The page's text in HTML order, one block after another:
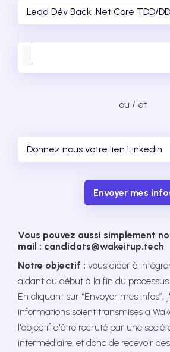
ou / et
Envoyer mes
Vous pouvez aussi simplement
mail : candidats@wakeitup.tech
Notre objectif : vous aider à
aidant du début à la fin du
En cliquant sur “Envoyer mes
informations soient transmises à
l'objectif d'être recruté par une
intermédiaire, et donc de recevoir